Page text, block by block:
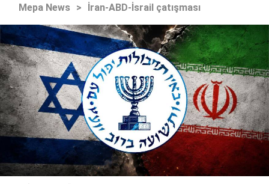
Mepa News > İran-ABD-İsrail çatışması